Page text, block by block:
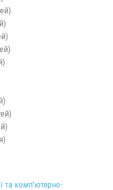
та комп’ютерно-